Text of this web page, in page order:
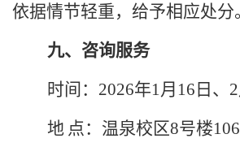
依据情节轻重，给予相应处分
九、咨询服务
时间： 2026年1月16日、
地 点： 温泉校区8号楼106